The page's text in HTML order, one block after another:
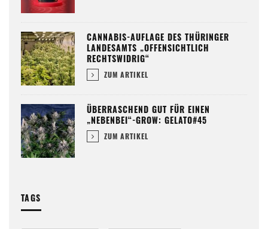
CANNABIS-AUFLAGE DES THÜRINGER
LANDESAMTS „OFFENSICHTLICH
RECHTSWIDRIG“
ZUM ARTIKEL
ÜBERRASCHEND GUT FÜR EINEN
„NEBENBEI“-GROW: GELATO#45
ZUM ARTIKEL
TAGS